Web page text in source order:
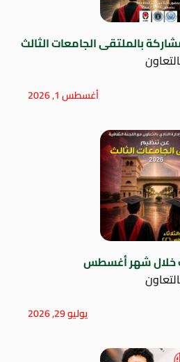
بالملتقى الجامعات الثالث
أغسطس 1, 2026
خلال شهر أغسطس
يوليو 29, 2026